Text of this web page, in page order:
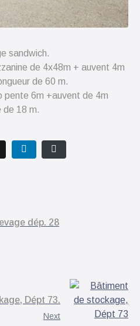
sandwich.
de 4x48m + auvent 4m
de 60 m.
pente 6m +auvent de 4m
de 18 m.
dép. 28
Dépt 73.
Next